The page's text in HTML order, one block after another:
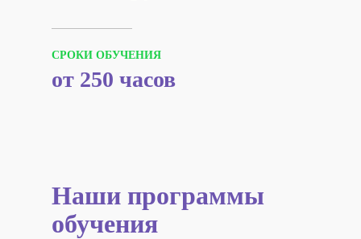
СРОКИ ОБУЧЕНИЯ
от 250 часов
Наши программы
обучения